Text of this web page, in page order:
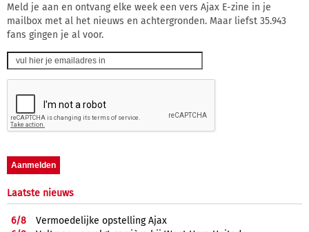
Meld je aan en ontvang elke week een vers Ajax E-zine in je
mailbox met al het nieuws en achtergronden. Maar liefst 35.943
fans gingen je al voor.
Laatste nieuws
6/8
Vermoedelijke opstelling Ajax